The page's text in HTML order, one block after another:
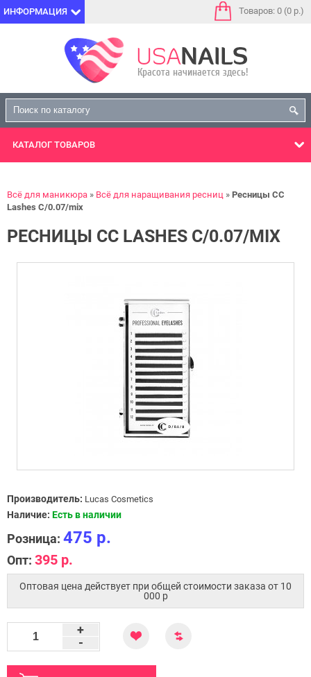
ИНФОРМАЦИЯ Товаров: 0 (0 р.)
КАТАЛОГ ТОВАРОВ
Всё для маникюра Всё для наращивания ресниц
Ресницы CC
Lashes C/0.07/mix
РЕСНИЦЫ CC LASHES C/0.07/MIX
Производитель: Lucas Cosmetics
Наличие: Есть в наличии
Розница: 475 р.
Опт: 395 р.
Оптовая цена действует при общей стоимости заказа от 10
000 p
-
+